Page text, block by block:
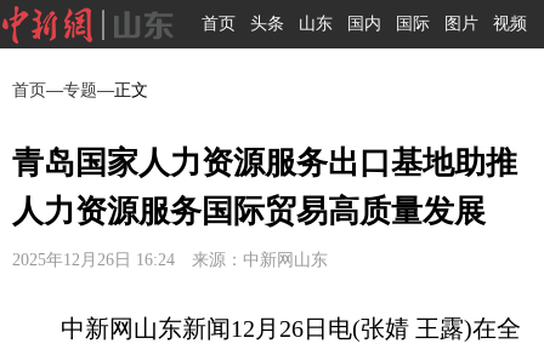
首页 头条 山东 国内 国际 图片 视频
首页—专题—正文
青岛国家人力资源服务出口基地助推
人力资源服务国际贸易高质量发展
2025年12月26日 16:24 来源：中新网山东
中新网山东新闻12月26日电(张婧 王露)在全